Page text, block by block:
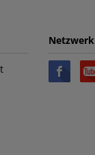
Netzwerk